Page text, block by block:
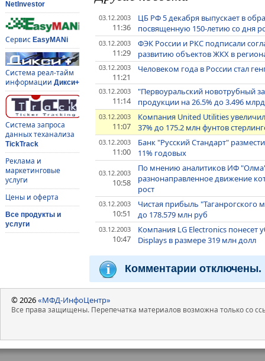
NetInvestor
Сервис EasyMANi
Система реал-тайм
информации Дикси+
Система запроса
данных теханализа
TickTrack
Реклама и
маркетинговые
услуги
Цены и оферта
Все продукты и
услуги
03.12.2003
11:36
ЦБ РФ 5 декабря выпускает в
посвященную 150-летию со дня
03.12.2003
11:29
ФЭК России и РКС подписали
развитию объектов ЖКХ в
03.12.2003
11:21
Человеком года в России стал
03.12.2003
11:14
"Первоуральский новотрубный
продукции на 26.5% до 3.496
03.12.2003
11:07
Компания United Utilities
37% до 175.2 млн фунтов
03.12.2003
11:00
Банк "Русский Стандарт"
11% годовых
03.12.2003
10:58
По мнению аналитиков ИФ
разнонаправленное движение
рост
03.12.2003
10:51
Чистая прибыль "Таганрогского
до 178.579 млн руб
03.12.2003
10:47
Компания LG Electronics понесет
Displays в размере 319 млн долл
Комментарии отключены.
© 2026«МФД-ИнфоЦентр»
Все права защищены. Перепечатка материалов возможна только со